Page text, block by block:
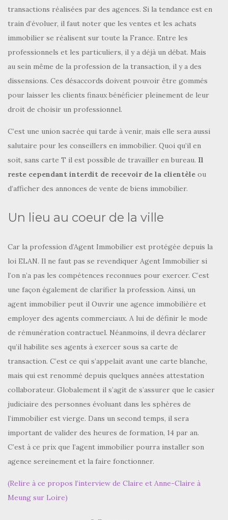
transactions réalisées par des agences. Si la tendance est en
train d’évoluer, il faut noter que les ventes et les achats
immobilier se réalisent sur toute la France. Entre les
professionnels et les particuliers, il y a déjà un débat. Mais
au sein même de la profession de la transaction, il y a des
dissensions. Ces désaccords doivent pouvoir être gommés
pour laisser les clients finaux bénéficier pleinement de leur
droit de choisir un professionnel.
C’est une union sacrée qui tarde à venir, mais elle sera aussi
salutaire pour les conseillers en immobilier. Quoi qu’il en
soit, sans carte T il est possible de travailler en bureau. Il
reste cependant interdit de recevoir de la clientèle ou
d’afficher des annonces de vente de biens immobilier.
Un lieu au coeur de la ville
Car la profession d’Agent Immobilier est protégée depuis la
loi ELAN. Il ne faut pas se revendiquer Agent Immobilier si
l’on n’a pas les compétences reconnues pour exercer. C’est
une façon également de clarifier la profession. Ainsi, un
agent immobilier peut il Ouvrir une agence immobilière et
employer des agents commerciaux. A lui de définir le mode
de rémunération contractuel. Néanmoins, il devra déclarer
qu’il habilite ses agents à exercer sous sa carte de
transaction. C’est ce qui s’appelait avant une carte blanche,
mais qui est renommé depuis quelques années attestation
collaborateur. Globalement il s’agit de s’assurer que le casier
judiciaire des personnes évoluant dans les sphères de
l’immobilier est vierge. Dans un second temps, il sera
important de valider des heures de formation, 14 par an.
C’est à ce prix que l’agent immobilier pourra installer son
agence sereinement et la faire fonctionner.
(Relire à ce propos l’interview de Claire et Anne-Claire à
Meung sur Loire)